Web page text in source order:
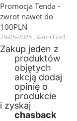
Promocja Tenda -
zwrot nawet do
100PLN
29-05-2025 , KamilGod
Zakup jeden z
produktów
objętych
akcją dodaj
opinię o
produkcie
i zyskaj
chasback